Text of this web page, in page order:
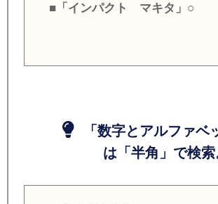
■「インパクト マキタ」○
「数字とアルファベ
は「半角」で検索